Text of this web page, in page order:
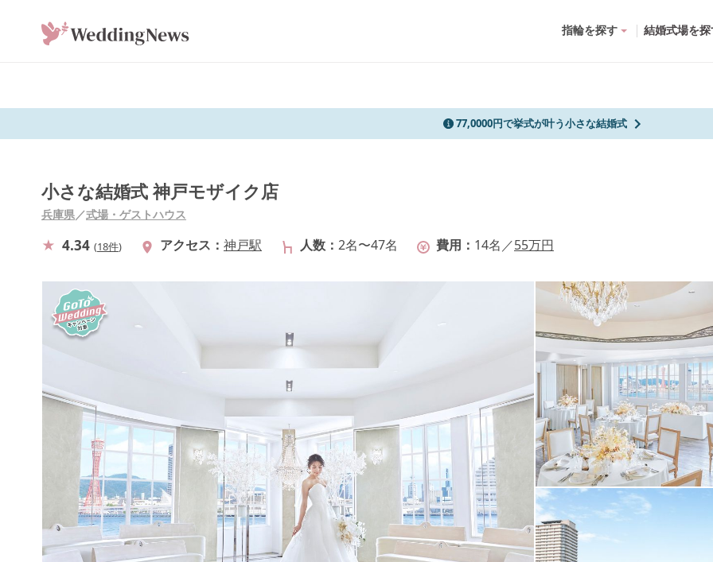
指輪を探す 結婚式場を
77,0000円で挙式が叶う小さな結婚式
小さな結婚式 神戸モザイク店
兵庫県／式場・ゲストハウス
4.34 (18件) アクセス 神戸駅 人数 2名〜47名 費用 14名 ／55万円